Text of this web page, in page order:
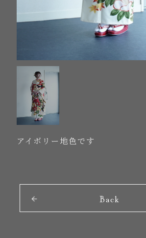
アイボリー地色です
Back